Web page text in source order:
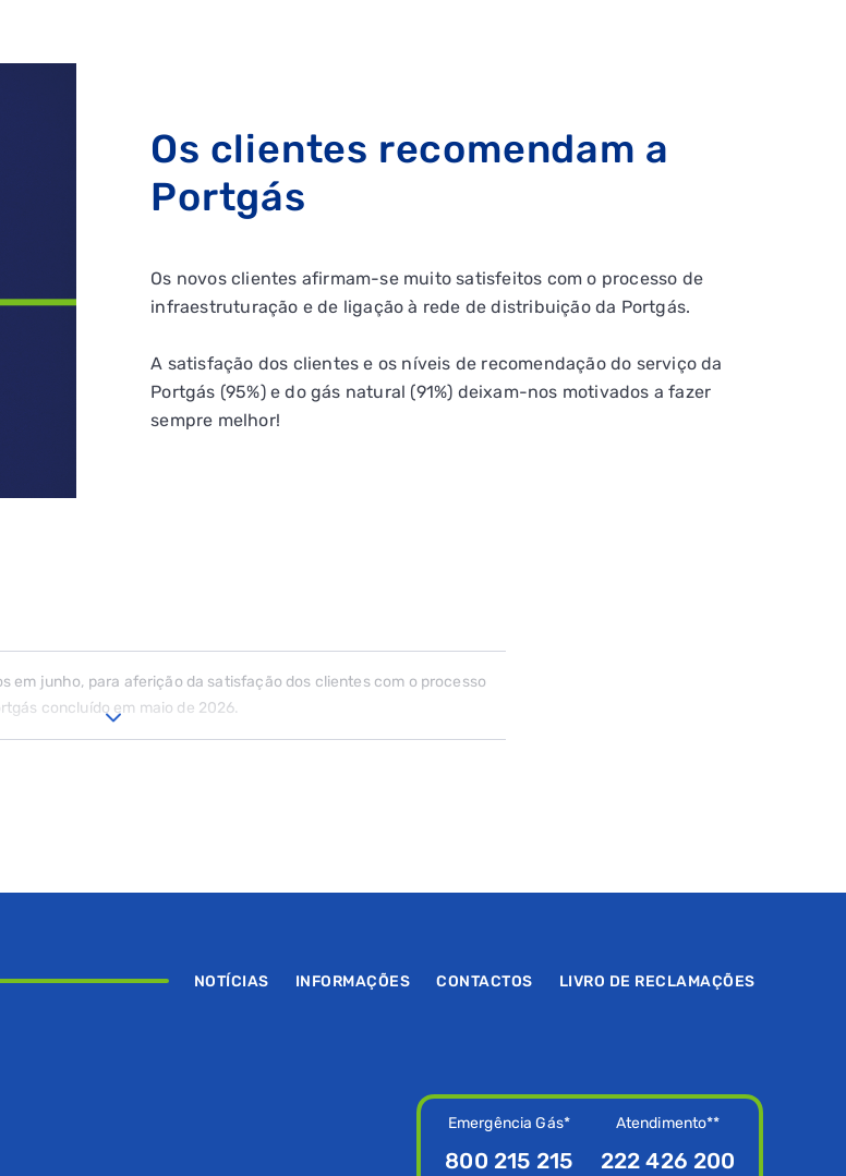
Os clientes recomendam a
Portgás
Os novos clientes afirmam-se muito satisfeitos com o processo de
infraestruturação e de ligação à rede de distribuição da Portgás.
A satisfação dos clientes e os níveis de recomendação do serviço da
Portgás (95%) e do gás natural (91%) deixam-nos motivados a fazer
sempre melhor!
em junho, para aferição da satisfação dos clientes com o processo
concluído em maio de 2026.
NOTÍCIAS INFORMAÇÕES CONTACTOS LIVRO DE RECLAMAÇÕES
Emergência Gás*
800 215 215
Atendimento**
222 426 200